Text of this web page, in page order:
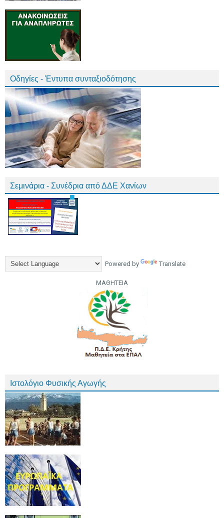
Οδηγίες - Έντυπα συνταξιοδότησης
Σεμινάρια - Συνέδρια από ΔΔΕ Χανίων
Powered by Translate
ΜΑΘΗΤΕΙΑ
Ιστολόγιο Φυσικής Αγωγής